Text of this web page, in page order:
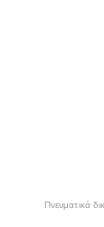
Πνευματικά